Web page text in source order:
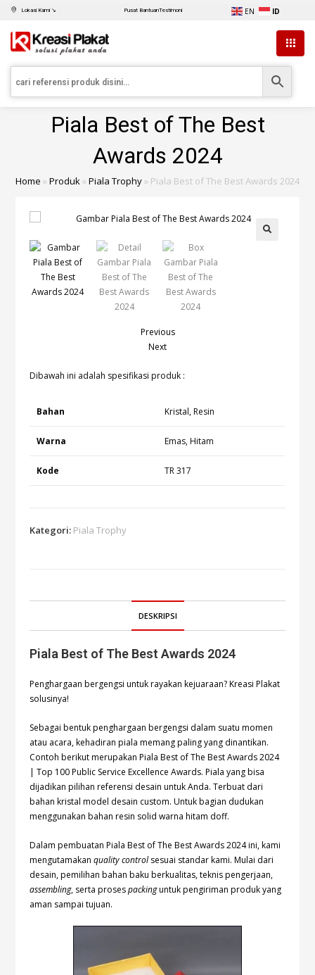
Lokasi Kami ↘ Pusat BantuanTestimoni EN ID
Piala Best of The Best
Awards 2024
Home »Produk»Piala Trophy» Piala Best of The Best Awards 2024
Previous
Next
Dibawah ini adalah spesifikasi produk :
Bahan Kristal, Resin
Warna Emas, Hitam
Kode TR 317
Kategori: Piala Trophy
DESKRIPSI
Piala Best of The Best Awards 2024
Penghargaan bergengsi untuk rayakan kejuaraan? Kreasi Plakat
solusinya!
Sebagai bentuk penghargaan bergengsi dalam suatu momen
atau acara, kehadiran piala memang paling yang dinantikan.
Contoh berikut merupakan Piala Best of The Best Awards 2024
| Top 100 Public Service Excellence Awards. Piala yang bisa
dijadikan pilihan referensi desain untuk Anda. Terbuat dari
bahan kristal model desain custom. Untuk bagian dudukan
menggunakan bahan resin solid warna hitam doff.
Dalam pembuatan Piala Best of The Best Awards 2024 ini, kami
mengutamakanquality controlsesuai standar kami. Mulai dari
desain, pemilihan bahan baku berkualitas, teknis pengerjaan,
assembling, serta prosespackinguntuk pengiriman produk yang
aman sampai tujuan.